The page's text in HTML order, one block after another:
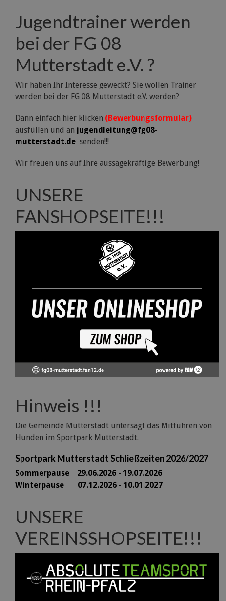
Jugendtrainer werden
bei der FG 08
Mutterstadt e.V. ?
Wir haben Ihr Interesse geweckt? Sie wollen Trainer
werden bei der FG 08 Mutterstadt e.V. werden?
Dann einfach hier klicken (Bewerbungsformular)
ausfüllen und an jugendleitung@fg08-
mutterstadt.de senden!!!
Wir freuen uns auf Ihre aussagekräftige Bewerbung!
UNSERE
FANSHOPSEITE!!!
Hinweis !!!
Die Gemeinde Mutterstadt untersagt das Mitführen von
Hunden im Sportpark Mutterstadt.
Sportpark Mutterstadt Schließzeiten 2026/2027
Sommerpause 29.06.2026 - 19.07.2026
Winterpause 07.12.2026 - 10.01.2027
UNSERE
VEREINSSHOPSEITE!!!